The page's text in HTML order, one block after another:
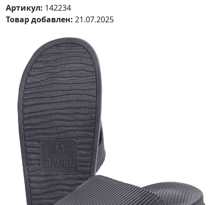
Артикул: 142234
Товар добавлен: 21.07.2025